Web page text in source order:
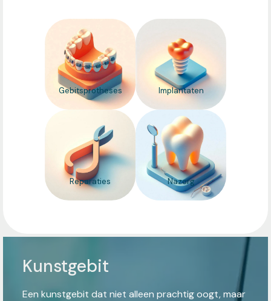
Gebitsprotheses Implantaten
Reparaties Nazorg
Kunstgebit
Een kunstgebit dat niet alleen prachtig oogt, maar